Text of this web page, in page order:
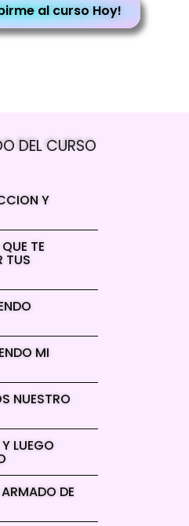
al curso Hoy!
DEL CURSO
Y
TE
TUS
MI
NUESTRO
LUEGO
DE